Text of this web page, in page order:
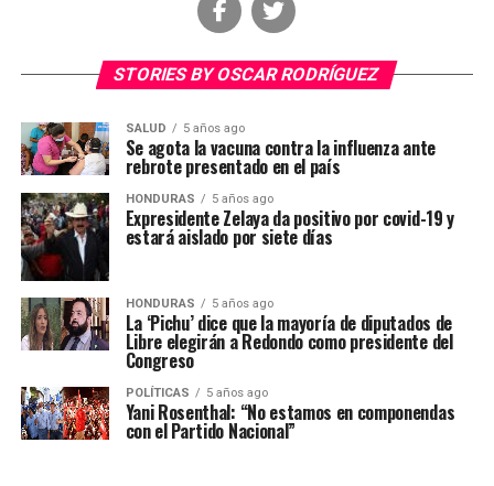
STORIES BY OSCAR RODRÍGUEZ
SALUD 5 años ago
Se agota la vacuna contra la influenza ante
rebrote presentado en el país
HONDURAS 5 años ago
Expresidente Zelaya da positivo por covid-19 y
estará aislado por siete días
HONDURAS 5 años ago
La ‘Pichu’ dice que la mayoría de diputados de
Libre elegirán a Redondo como presidente del
Congreso
POLÍTICAS 5 años ago
Yani Rosenthal: “No estamos en componendas
con el Partido Nacional”